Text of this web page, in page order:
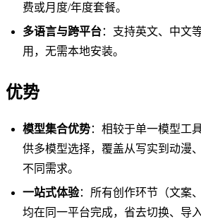
费或月度/年度套餐。
多语言与跨平台：支持英文、中文
用，无需本地安装。
优势
模型集合优势：相较于单一模型工
供多模型选择，覆盖从写实到动漫
不同需求。
一站式体验：所有创作环节（文案
均在同一平台完成，省去切换、导